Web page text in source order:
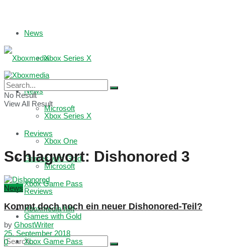
News
Xbox Series X
Microsoft
Reviews
Games with Gold
Xbox Game Pass
Xboxmedia hilft
News
Xbox Series X
Xbox One
Microsoft
Reviews
Games with Gold
Xbox Game Pass
No Result
View All Result
Schlagwort: Dishonored 3
News
Kommt doch noch ein neuer Dishonored-Teil?
by GhostWriter
25. September 2018
0